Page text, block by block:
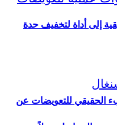
الحقيقي للتعويضات عن
إلى أداة لتخفيف حدة